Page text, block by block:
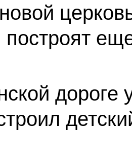
дороге